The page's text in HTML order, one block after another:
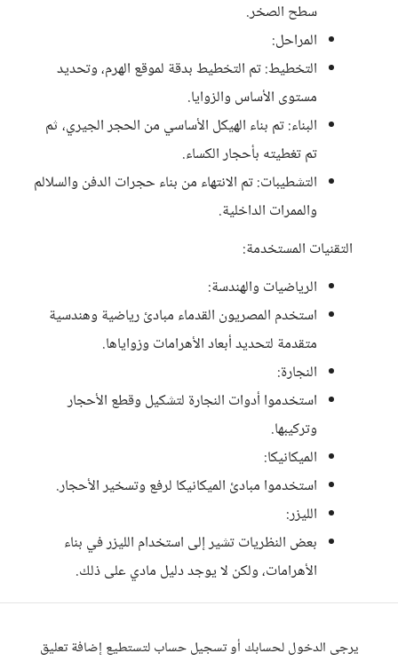
سطح الصخر.
المراحل:
التخطيط: تم التخطيط بدقة لموقع الهرم، وتحديد
مستوى الأساس والزوايا.
البناء: تم بناء الهيكل الأساسي من الحجر الجيري، ثم
تم تغطيته بأحجار الكساء.
التشطيبات: تم الانتهاء من بناء حجرات الدفن والسلالم
والممرات الداخلية.
التقنيات المستخدمة:
الرياضيات والهندسة:
استخدم المصريون القدماء مبادئ رياضية وهندسية
متقدمة لتحديد أبعاد الأهرامات وزواياها.
النجارة:
استخدموا أدوات النجارة لتشكيل وقطع الأحجار
وتركيبها.
الميكانيكا:
استخدموا مبادئ الميكانيكا لرفع وتسخير الأحجار.
الليزر:
بعض النظريات تشير إلى استخدام الليزر في بناء
الأهرامات، ولكن لا يوجد دليل مادي على ذلك.
يرجى الدخول لحسابك أو تسجيل حساب لتستطيع إضافة تعليق